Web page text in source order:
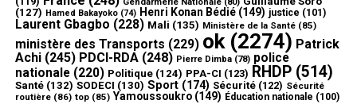
Gendarmerie Nationale(80)
(127) Hamed Bakayoko(74) Henri Konan Bédié(149) justice (101)
Laurent Gbagbo (228) Mali (135) Ministère de la Santé(85)
ministère des Transports (229) ok(2274) Patrick
Achi(245) PDCI-RDA(248) Pierre Dimba(78) police
nationale(220) Politique(124) PPA-CI (123) RHDP(514)
Santé(132) SODECI (130) Sport(174) Sécurité(122) Sécurité
routière(86) top(85) Yamoussoukro(149) Éducation nationale (100)